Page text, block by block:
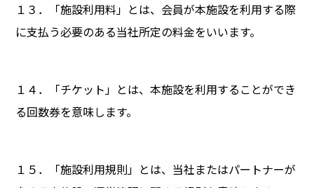
１３．「施設利用料」とは、会員が本施設を利用する際
に支払う必要のある当社所定の料金をいいます。
１４．「チケット」とは、本施設を利用することができ
る回数券を意味します。
１５．「施設利用規則」とは、当社またはパートナーが